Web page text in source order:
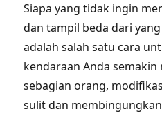
Siapa yang tidak ingin
dan tampil beda dari
adalah salah satu cara
kendaraan Anda
sebagian orang,
sulit dan